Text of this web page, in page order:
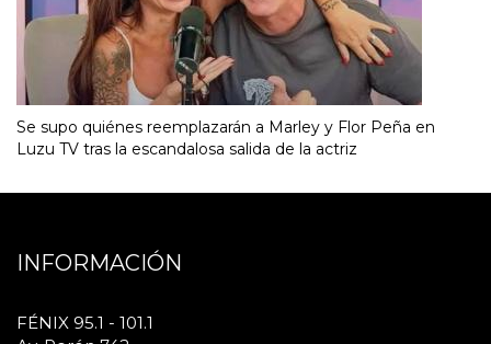
Se supo quiénes reemplazarán a Marley y Flor Peña en
Luzu TV tras la escandalosa salida de la actriz
INFORMACIÓN
FÉNIX 95.1 - 101.1